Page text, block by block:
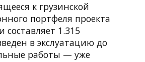
к грузинской
портфеля проекта
1.315
в экслуатацию до
работы — уже